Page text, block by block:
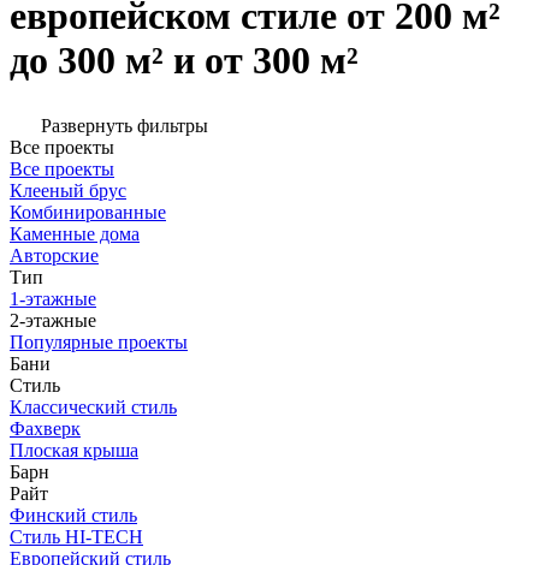
европейском стиле от 200 м²
до 300 м² и от 300 м²
Развернуть фильтры
Все проекты
Все проекты
Клееный брус
Комбинированные
Каменные дома
Авторские
Тип
1-этажные
2-этажные
Популярные проекты
Бани
Стиль
Классический стиль
Фахверк
Плоская крыша
Барн
Райт
Финский стиль
Стиль HI-TECH
Европейский стиль